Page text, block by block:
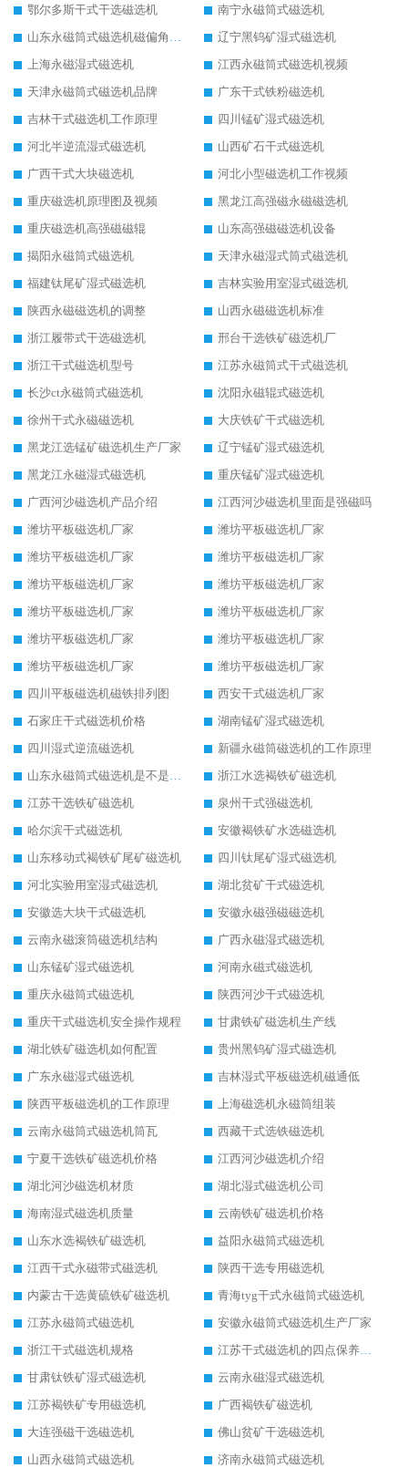
鄂尔多斯干式干选磁选机
南宁永磁筒式磁选机
山东永磁筒式磁选机磁偏角怎么调整
辽宁黑钨矿湿式磁选机
上海永磁湿式磁选机
江西永磁筒式磁选机视频
天津永磁筒式磁选机品牌
广东干式铁粉磁选机
吉林干式磁选机工作原理
四川锰矿湿式磁选机
河北半逆流湿式磁选机
山西矿石干式磁选机
广西干式大块磁选机
河北小型磁选机工作视频
重庆磁选机原理图及视频
黑龙江高强磁永磁磁选机
重庆磁选机高强磁磁辊
山东高强磁磁选机设备
揭阳永磁筒式磁选机
天津永磁湿式筒式磁选机
福建钛尾矿湿式磁选机
吉林实验用室湿式磁选机
陕西永磁磁选机的调整
山西永磁磁选机标准
浙江履带式干选磁选机
邢台干选铁矿磁选机厂
浙江干式磁选机型号
江苏永磁筒式干式磁选机
长沙ct永磁筒式磁选机
沈阳永磁辊式磁选机
徐州干式永磁磁选机
大庆铁矿干式磁选机
黑龙江选锰矿磁选机生产厂家
辽宁锰矿湿式磁选机
黑龙江永磁湿式磁选机
重庆锰矿湿式磁选机
广西河沙磁选机产品介绍
江西河沙磁选机里面是强磁吗
潍坊平板磁选机厂家
潍坊平板磁选机厂家
潍坊平板磁选机厂家
潍坊平板磁选机厂家
潍坊平板磁选机厂家
潍坊平板磁选机厂家
潍坊平板磁选机厂家
潍坊平板磁选机厂家
潍坊平板磁选机厂家
潍坊平板磁选机厂家
潍坊平板磁选机厂家
潍坊平板磁选机厂家
四川平板磁选机磁铁排列图
西安干式磁选机厂家
石家庄干式磁选机价格
湖南锰矿湿式磁选机
四川湿式逆流磁选机
新疆永磁筒磁选机的工作原理
山东永磁筒式磁选机是不是强磁
浙江水选褐铁矿磁选机
江苏干选铁矿磁选机
泉州干式强磁选机
哈尔滨干式磁选机
安徽褐铁矿水选磁选机
山东移动式褐铁矿尾矿磁选机
四川钛尾矿湿式磁选机
河北实验用室湿式磁选机
湖北贫矿干式磁选机
安徽选大块干式磁选机
安徽永磁强磁磁选机
云南永磁滚筒磁选机结构
广西永磁湿式磁选机
山东锰矿湿式磁选机
河南永磁式磁选机
重庆永磁筒式磁选机
陕西河沙干式磁选机
重庆干式磁选机安全操作规程
甘肃铁矿磁选机生产线
湖北铁矿磁选机如何配置
贵州黑钨矿湿式磁选机
广东永磁湿式磁选机
吉林湿式平板磁选机磁通低
陕西平板磁选机的工作原理
上海磁选机永磁筒组装
云南永磁筒式磁选机筒瓦
西藏干式选铁磁选机
宁夏干选铁矿磁选机价格
江西河沙磁选机介绍
湖北河沙磁选机材质
湖北湿式磁选机公司
海南湿式磁选机质量
云南铁矿磁选机价格
山东水选褐铁矿磁选机
益阳永磁筒式磁选机
江西干式永磁带式磁选机
陕西干选专用磁选机
内蒙古干选黄硫铁矿磁选机
青海tyg干式永磁筒式磁选机
江苏永磁筒式磁选机
安徽永磁筒式磁选机生产厂家
浙江干式磁选机规格
江苏干式磁选机的四点保养秘籍
甘肃钛铁矿湿式磁选机
云南永磁湿式磁选机
江苏褐铁矿专用磁选机
广西褐铁矿磁选机
大连强磁干选磁选机
佛山贫矿干选磁选机
山西永磁筒式磁选机
济南永磁筒式磁选机